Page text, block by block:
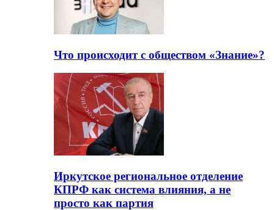
Что происходит с обществом «Знание»?
Иркутское региональное отделение
КПРФ как система влияния, а не
просто как партия